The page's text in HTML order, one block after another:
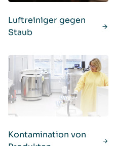
Luftreiniger gegen
Staub
Kontamination von